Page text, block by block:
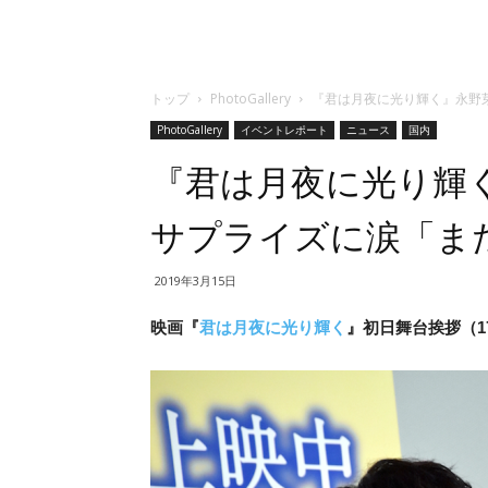
トップ PhotoGallery 『君は月夜に光り輝く』永
PhotoGallery イベントレポート ニュース 国内
『君は月夜に光り
サプライズに涙「ま
2019年3月15日
映画『君は月夜に光り輝く 』初日舞台挨拶（